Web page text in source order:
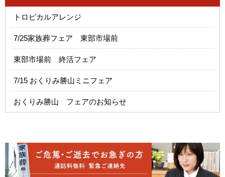
トロピカルアレンジ
7/25家族葬フェア 東部市場前
東部市場前 終活フェア
7/15 おくりみ勝山ミニフェア
おくりみ勝山 フェアのお知らせ